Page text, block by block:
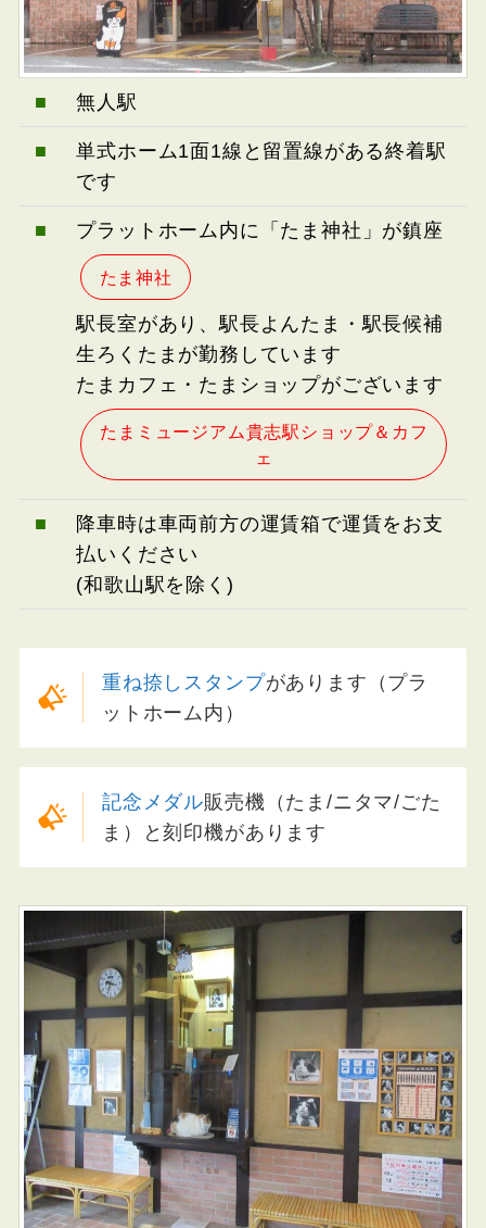
■ 無人駅
■
単式ホーム1面1線と留置線がある終着駅
です
■ プラットホーム内に「たま神社」が鎮座
たま神社
駅長室があり、駅長よんたま・駅長候補
生ろくたまが勤務しています
たまカフェ・たまショップがございます
たまミュージアム貴志駅ショップ＆カフ
ェ
■
降車時は車両前方の運賃箱で運賃をお支
払いください
(和歌山駅を除く)
重ね捺しスタンプがあります（プラ
ットホーム内）
記念メダル販売機（たま/ニタマ/ごた
ま）と刻印機があります